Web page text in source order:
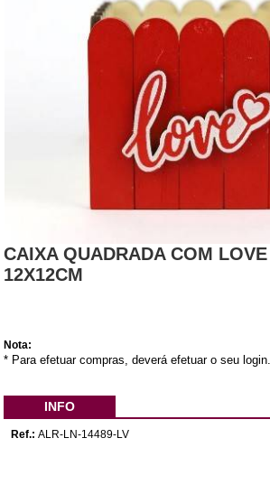
CAIXA QUADRADA COM
12X12CM
Nota:
* Para efetuar compras, deverá efetuar o seu login.
INFO
Ref.: ALR-LN-14489-LV